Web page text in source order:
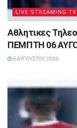
LIVE STREAMING TV
Αθλητικες
ΠΕΜΠΤΗ 06
6 ΑΥΓΟΎΣΤΟΥ, 2026